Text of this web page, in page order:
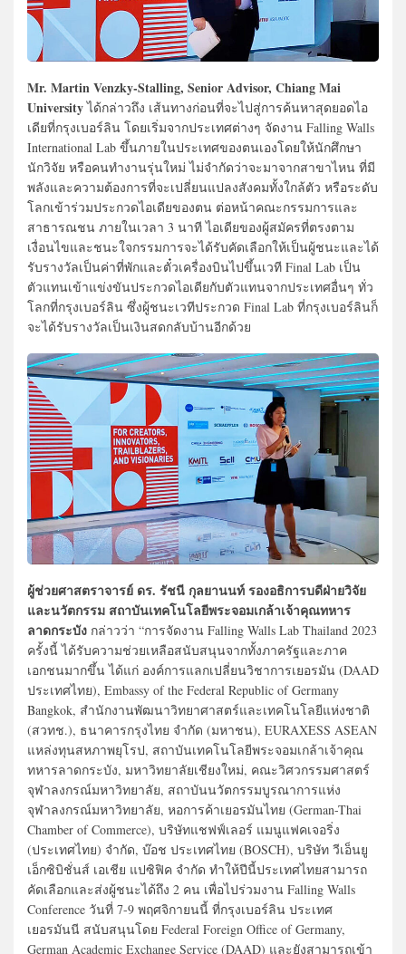
Mr. Martin Venzky-Stalling, Senior Advisor, Chiang Mai
Universityได้กล่าวถึง เส้นทางก่อนที่จะไปสู่การค้นหาสุดยอดไอ
เดียที่กรุงเบอร์ลิน โดยเริ่มจากประเทศต่างๆ จัดงาน Falling Walls
International Lab ขึ้นภายในประเทศของตนเองโดยให้นักศึกษา
นักวิจัย หรือคนทำงานรุ่นใหม่ ไม่จำกัดว่าจะมาจากสาขาไหน ที่มี
พลังและความต้องการที่จะเปลี่ยนแปลงสังคมทั้งใกล้ตัว หรือระดับ
โลกเข้าร่วมประกวดไอเดียของตน ต่อหน้าคณะกรรมการและ
สาธารณชน ภายในเวลา 3 นาที ไอเดียของผู้สมัครที่ตรงตาม
เงื่อนไขและชนะใจกรรมการจะได้รับคัดเลือกให้เป็นผู้ชนะและได้
รับรางวัลเป็นค่าที่พักและตั๋วเครื่องบินไปขึ้นเวที Final Lab เป็น
ตัวแทนเข้าแข่งขันประกวดไอเดียกับตัวแทนจากประเทศอื่นๆ ทั่ว
โลกที่กรุงเบอร์ลิน ซึ่งผู้ชนะเวทีประกวด Final Lab ที่กรุงเบอร์ลินก็
จะได้รับรางวัลเป็นเงินสดกลับบ้านอีกด้วย
ผู้ช่วยศาสตราจารย์ ดร. รัชนี กุลยานนท์ รองอธิการบดีฝ่ายวิจัย
และนวัตกรรม สถาบันเทคโนโลยีพระจอมเกล้าเจ้าคุณทหาร
ลาดกระบัง กล่าวว่า “การจัดงาน Falling Walls Lab Thailand 2023
ครั้งนี้ ได้รับความช่วยเหลือสนับสนุนจากทั้งภาครัฐและภาค
เอกชนมากขึ้น ได้แก่ องค์การแลกเปลี่ยนวิชาการเยอรมัน (DAAD
ประเทศไทย), Embassy of the Federal Republic of Germany
Bangkok, สำนักงานพัฒนาวิทยาศาสตร์และเทคโนโลยีแห่งชาติ
(สวทช.), ธนาคารกรุงไทย จำกัด (มหาชน), EURAXESS ASEAN
แหล่งทุนสหภาพยุโรป, สถาบันเทคโนโลยีพระจอมเกล้าเจ้าคุณ
ทหารลาดกระบัง, มหาวิทยาลัยเชียงใหม่, คณะวิศวกรรมศาสตร์
จุฬาลงกรณ์มหาวิทยาลัย, สถาบันนวัตกรรมบูรณาการแห่ง
จุฬาลงกรณ์มหาวิทยาลัย, หอการค้าเยอรมันไทย (German-Thai
Chamber of Commerce), บริษัทแชฟฟ์เลอร์ แมนูแฟคเจอริ่ง
(ประเทศไทย) จำกัด, บ๊อช ประเทศไทย (BOSCH), บริษัท วีเอ็นยู
เอ็กซิบิชั่นส์ เอเชีย แปซิฟิค จำกัด ทำให้ปีนี้ประเทศไทยสามารถ
คัดเลือกและส่งผู้ชนะได้ถึง 2 คน เพื่อไปร่วมงาน Falling Walls
Conference วันที่ 7-9 พฤศจิกายนนี้ ที่กรุงเบอร์ลิน ประเทศ
เยอรมันนี สนับสนุนโดย Federal Foreign Office of Germany,
German Academic Exchange Service (DAAD) และยังสามารถเข้า